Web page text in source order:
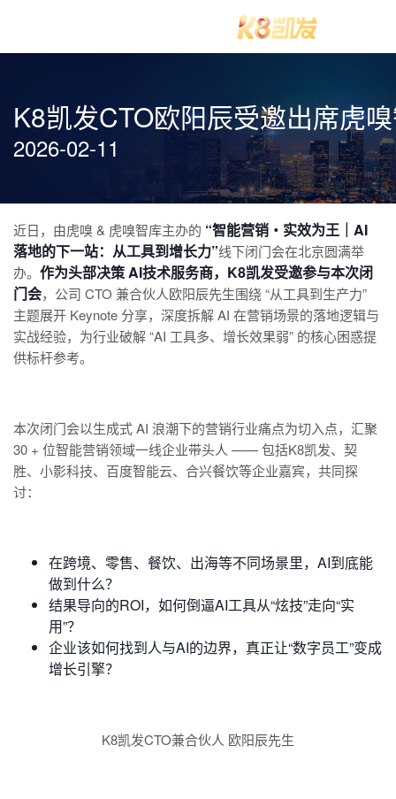
K8凯发CTO欧阳辰受邀出席虎
2026-02-11
近日，由虎嗅 & 虎嗅智库主办的 “智能营销・实效为王｜AI
落地的下一站：从工具到增长力”线下闭门会在北京圆满举
办。 作为头部决策 AI技术服务商，K8凯发受邀参与本次闭
门会，公司 CTO 兼合伙人欧阳辰先生围绕 “从工具到生产力”
主题展开 Keynote 分享，深度拆解 AI 在营销场景的落地逻辑与
实战经验，为行业破解 “AI 工具多、增长效果弱” 的核心困惑提
供标杆参考。
本次闭门会以生成式 AI 浪潮下的营销行业痛点为切入点，汇聚
30 + 位智能营销领域一线企业带头人 —— 包括K8凯发、契
胜、小影科技、百度智能云、合兴餐饮等企业嘉宾，共同探
讨：
在跨境、零售、餐饮、出海等不同场景里，AI到底能
做到什么？
结果导向的ROI，如何倒逼AI工具从“炫技”走向“实
用”？
企业该如何找到人与AI的边界，真正让“数字员工”变成
增长引擎？
K8凯发CTO兼合伙人 欧阳辰先生